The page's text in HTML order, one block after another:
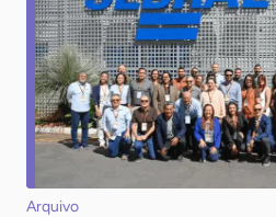
Arquivo